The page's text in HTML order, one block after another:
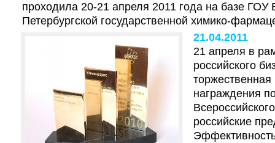
проходила 20-21 апреля 2011 года на базе
Петербургской государственной химико-
21.04.2011
21 апреля в
российского
награждения
российские